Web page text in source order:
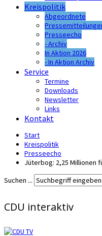
Kreispolitik
Abgeordnete
Presseecho
- Archiv
In Aktion 2026
- In Aktion Archiv
Service
Termine
Downloads
Newsletter
Links
Kontakt
Start
Kreispolitik
Presseecho
Jüterbog: 2,25 Millionen
Suchen ...
CDU interaktiv